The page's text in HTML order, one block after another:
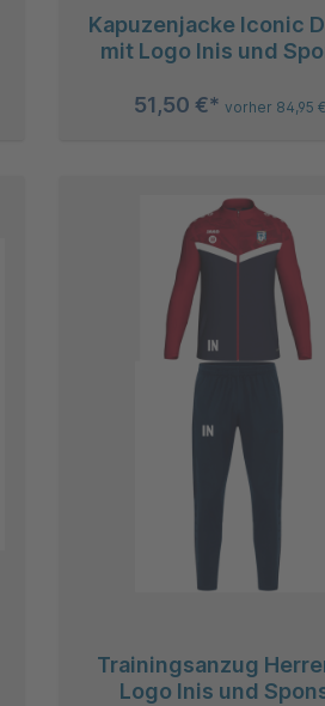
Kapuzenjacke Iconic
mit Logo Inis und
51,50 €*vorher 84,95
Trainingsanzug Herren
Logo Inis und